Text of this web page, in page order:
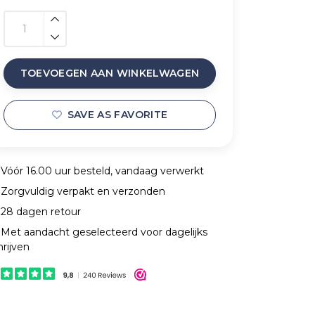
TOEVOEGEN AAN WINKELWAGEN
SAVE AS FAVORITE
Vóór 16.00 uur besteld, vandaag verwerkt
Zorgvuldig verpakt en verzonden
28 dagen retour
Met aandacht geselecteerd voor dagelijks